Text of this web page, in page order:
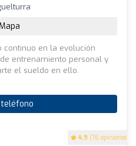
4.9 (76 opiniones)
continuo en la evolución
entrenamiento personal y
el sueldo en ello.